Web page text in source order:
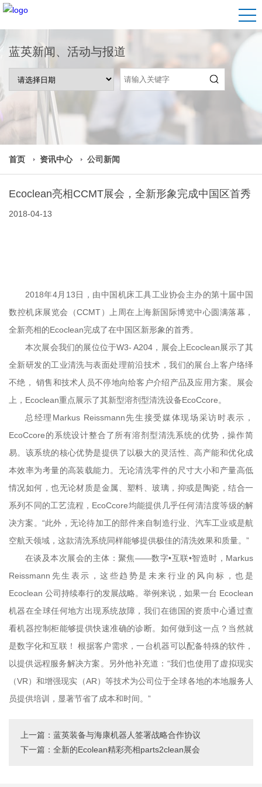
蓝英新闻、活动与报道
首页 资讯中心 公司新闻
Ecoclean亮相CCMT展会，全新形象完成中国区首秀
2018-04-13
2018年4月13日，由中国机床工具工业协会主办的第十届中国
数控机床展览会（CCMT）上周在上海新国际博览中心圆满落幕，
全新亮相的Ecoclean完成了在中国区新形象的首秀。
本次展会我们的展位位于W3- A204，展会上Ecoclean展示了其
全新研发的工业清洗与表面处理前沿技术，我们的展台上客户络绎
不绝， 销售和技术人员不停地向给客户介绍产品及应用方案。展会
上，Ecoclean重点展示了其新型溶剂型清洗设备EcoCcore。
总经理Markus Reissmann先生接受媒体现场采访时表示，
EcoCcore的系统设计整合了所有溶剂型清洗系统的优势，操作简
易。该系统的核心优势是提供了以极大的灵活性、高产能和优化成
本效率为考量的高装载能力。无论清洗零件的尺寸大小和产量高低
情况如何，也无论材质是金属、塑料、玻璃，抑或是陶瓷，结合一
系列不同的工艺流程，EcoCcore均能提供几乎任何清洁度等级的解
决方案。“此外，无论待加工的部件来自制造行业、汽车工业或是航
空航天领域，这款清洗系统同样能够提供极佳的清洗效果和质量。”
在谈及本次展会的主体：聚焦——数字•互联•智造时，Markus
Reissmann先生表示，这些趋势是未来行业的风向标，也是
Ecoclean 公司持续奉行的发展战略。举例来说，如果一台 Ecoclean
机器在全球任何地方出现系统故障，我们在德国的资质中心通过查
看机器控制柜能够提供快速准确的诊断。如何做到这一点？当然就
是数字化和互联！ 根据客户需求，一台机器可以配备特殊的软件，
以提供远程服务解决方案。另外他补充道：“我们也使用了虚拟现实
（VR）和增强现实（AR）等技术为公司位于全球各地的本地服务人
员提供培训，显著节省了成本和时间。”
上一篇：蓝英装备与海康机器人签署战略合作协议
下一篇：全新的Ecolean精彩亮相parts2clean展会